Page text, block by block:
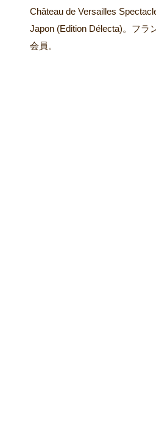
Château de Versailles
Japon (Edition Délecta)。フラ
会員。